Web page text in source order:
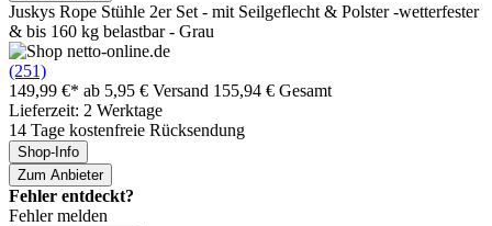
Juskys Rope Stühle 2er Set - mit Seilgeflecht & Polster -wetterfester
& bis 160 kg belastbar - Grau
(251)
149,99 €* ab 5,95 € Versand 155,94 € Gesamt
Lieferzeit: 2 Werktage
14 Tage kostenfreie Rücksendung
Shop-Info
Zum Anbieter
Fehler entdeckt?
Fehler melden